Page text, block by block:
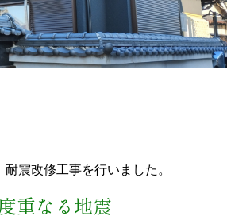
震改修工事を行いました。
重なる地震